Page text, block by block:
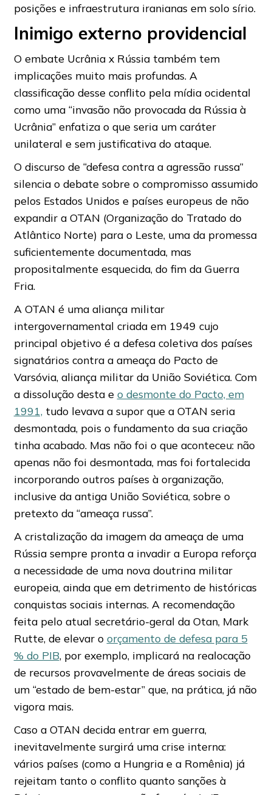
posições e infraestrutura iranianas em solo sírio.
Inimigo externo providencial
O embate Ucrânia x Rússia também tem
implicações muito mais profundas. A
classificação desse conflito pela mídia ocidental
como uma “invasão não provocada da Rússia à
Ucrânia” enfatiza o que seria um caráter
unilateral e sem justificativa do ataque.
O discurso de “defesa contra a agressão russa”
silencia o debate sobre o compromisso assumido
pelos Estados Unidos e países europeus de não
expandir a OTAN (Organização do Tratado do
Atlântico Norte) para o Leste, uma da promessa
suficientemente documentada, mas
propositalmente esquecida, do fim da Guerra
Fria.
A OTAN é uma aliança militar
intergovernamental criada em 1949 cujo
principal objetivo é a defesa coletiva dos países
signatários contra a ameaça do Pacto de
Varsóvia, aliança militar da União Soviética. Com
a dissolução desta e o desmonte do Pacto, em
1991, tudo levava a supor que a OTAN seria
desmontada, pois o fundamento da sua criação
tinha acabado. Mas não foi o que aconteceu: não
apenas não foi desmontada, mas foi fortalecida
incorporando outros países à organização,
inclusive da antiga União Soviética, sobre o
pretexto da “ameaça russa”.
A cristalização da imagem da ameaça de uma
Rússia sempre pronta a invadir a Europa reforça
a necessidade de uma nova doutrina militar
europeia, ainda que em detrimento de históricas
conquistas sociais internas. A recomendação
feita pelo atual secretário-geral da Otan, Mark
Rutte, de elevar o orçamento de defesa para 5
% do PIB, por exemplo, implicará na realocação
de recursos provavelmente de áreas sociais de
um “estado de bem-estar” que, na prática, já não
vigora mais.
Caso a OTAN decida entrar em guerra,
inevitavelmente surgirá uma crise interna:
vários países (como a Hungria e a Romênia) já
rejeitam tanto o conflito quanto sanções à